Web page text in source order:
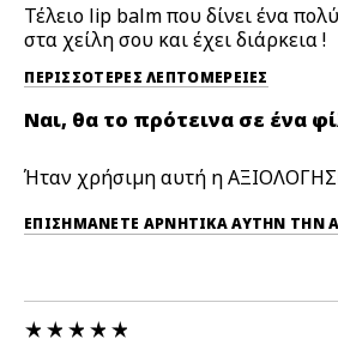
Τέλειο lip balm που δίνει ένα
στα χείλη σου και έχει διάρκεια !
ΠΕΡΙΣΣΌΤΕΡΕΣ ΛΕΠΤΟΜΈΡΕΙΕΣ
Ναι, θα το πρότεινα σε ένα
Ήταν χρήσιμη αυτή η
ΕΠΙΣΗΜΆΝΕΤΕ ΑΡΝΗΤΙΚΆ